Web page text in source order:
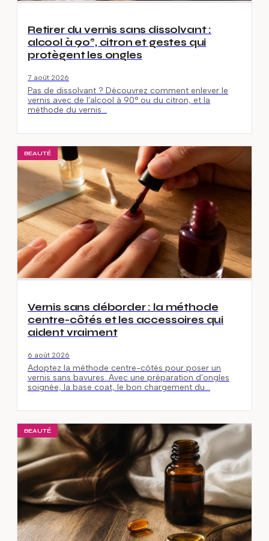
Retirer du vernis sans dissolvant :
alcool à 90°, citron et gestes qui
protègent les ongles
7 août 2026
Pas de dissolvant ? Découvrez comment enlever le
vernis avec de l’alcool à 90° ou du citron, et la
méthode du vernis…
BEAUTÉ
Vernis sans déborder : la méthode
centre-côtés et les accessoires qui
aident vraiment
6 août 2026
Adoptez la méthode centre-côtés pour poser un
vernis sans bavures. Avec une préparation d’ongles
soignée, la base coat, le bon chargement du…
BEAUTÉ